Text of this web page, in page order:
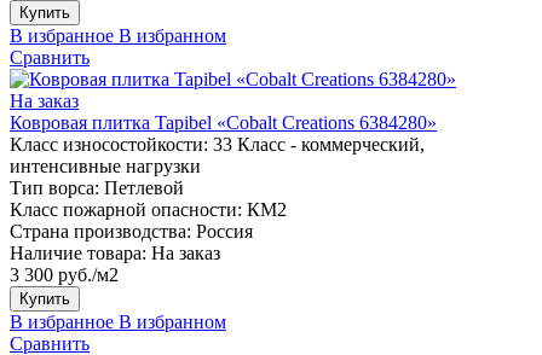
Купить
В избранное В избранном
Сравнить
На заказ
Ковровая плитка Tapibel «Cobalt Creations 6384280»
Класс износостойкости: 33 Класс - коммерческий,
интенсивные нагрузки
Тип ворса: Петлевой
Класс пожарной опасности: КМ2
Страна производства: Россия
Наличие товара: На заказ
3 300 руб./м2
Купить
В избранное В избранном
Сравнить